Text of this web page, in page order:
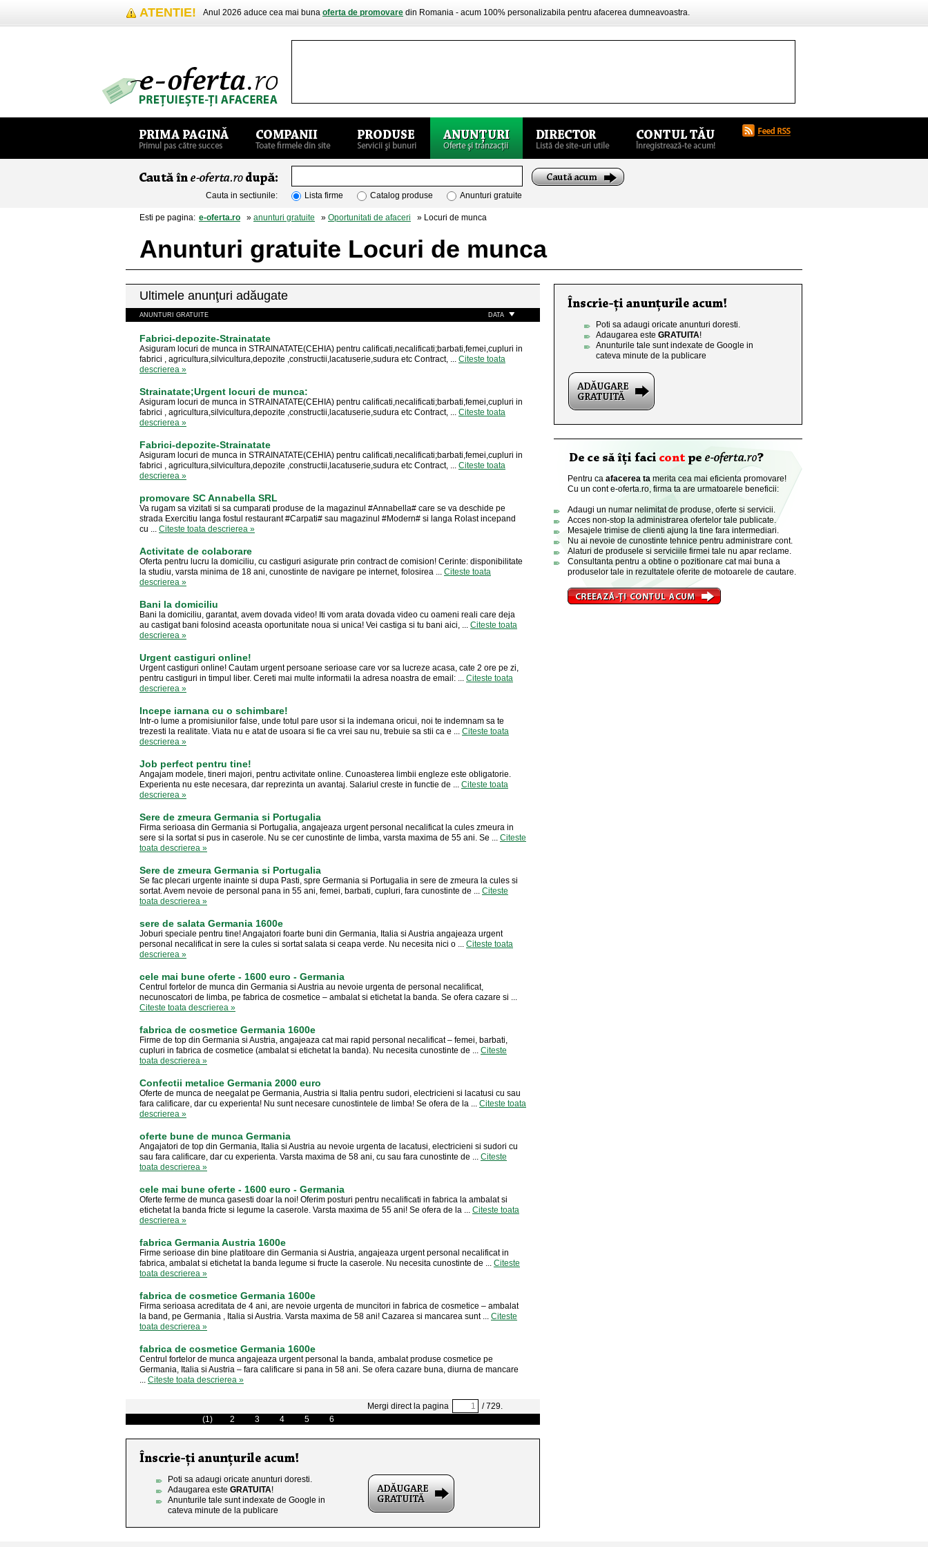
ATENTIE! Anul 2026 aduce cea mai buna oferta de promovare din Romania - acum 100% personalizabila pentru afacerea dumneavoastra.
Cauta in sectiunile: Lista firme Catalog produse Anunturi gratuite
Esti pe pagina: e-oferta.ro » anunturi gratuite » Oportunitati de afaceri » Locuri de munca
Anunturi gratuite Locuri de munca
Ultimele anunţuri adăugate
ANUNTURI GRATUITE DATA
Fabrici-depozite-Strainatate
Asiguram locuri de munca in STRAINATATE(CEHIA) pentru calificati,necalificati;barbati,femei,cupluri in
fabrici , agricultura,silvicultura,depozite ,constructii,lacatuserie,sudura etc Contract, ... Citeste toata
descrierea »
Strainatate;Urgent locuri de munca:
Asiguram locuri de munca in STRAINATATE(CEHIA) pentru calificati,necalificati;barbati,femei,cupluri in
fabrici , agricultura,silvicultura,depozite ,constructii,lacatuserie,sudura etc Contract, ... Citeste toata
descrierea »
Fabrici-depozite-Strainatate
Asiguram locuri de munca in STRAINATATE(CEHIA) pentru calificati,necalificati;barbati,femei,cupluri in
fabrici , agricultura,silvicultura,depozite ,constructii,lacatuserie,sudura etc Contract, ... Citeste toata
descrierea »
promovare SC Annabella SRL
Va rugam sa vizitati si sa cumparati produse de la magazinul #Annabella# care se va deschide pe
strada Exercitiu langa fostul restaurant #Carpati# sau magazinul #Modern# si langa Rolast incepand
cu ... Citeste toata descrierea »
Activitate de colaborare
Oferta pentru lucru la domiciliu, cu castiguri asigurate prin contract de comision! Cerinte: disponibilitate
la studiu, varsta minima de 18 ani, cunostinte de navigare pe internet, folosirea ... Citeste toata
descrierea »
Bani la domiciliu
Bani la domiciliu, garantat, avem dovada video! Iti vom arata dovada video cu oameni reali care deja
au castigat bani folosind aceasta oportunitate noua si unica! Vei castiga si tu bani aici, ... Citeste toata
descrierea »
Urgent castiguri online!
Urgent castiguri online! Cautam urgent persoane serioase care vor sa lucreze acasa, cate 2 ore pe zi,
pentru castiguri in timpul liber. Cereti mai multe informatii la adresa noastra de email: ... Citeste toata
descrierea »
Incepe iarnana cu o schimbare!
Intr-o lume a promisiunilor false, unde totul pare usor si la indemana oricui, noi te indemnam sa te
trezesti la realitate. Viata nu e atat de usoara si fie ca vrei sau nu, trebuie sa stii ca e ... Citeste toata
descrierea »
Job perfect pentru tine!
Angajam modele, tineri majori, pentru activitate online. Cunoasterea limbii engleze este obligatorie.
Experienta nu este necesara, dar reprezinta un avantaj. Salariul creste in functie de ... Citeste toata
descrierea »
Sere de zmeura Germania si Portugalia
Firma serioasa din Germania si Portugalia, angajeaza urgent personal necalificat la cules zmeura in
sere si la sortat si pus in caserole. Nu se cer cunostinte de limba, varsta maxima de 55 ani. Se ... Citeste
toata descrierea »
Sere de zmeura Germania si Portugalia
Se fac plecari urgente inainte si dupa Pasti, spre Germania si Portugalia in sere de zmeura la cules si
sortat. Avem nevoie de personal pana in 55 ani, femei, barbati, cupluri, fara cunostinte de ... Citeste
toata descrierea »
sere de salata Germania 1600e
Joburi speciale pentru tine! Angajatori foarte buni din Germania, Italia si Austria angajeaza urgent
personal necalificat in sere la cules si sortat salata si ceapa verde. Nu necesita nici o ... Citeste toata
descrierea »
cele mai bune oferte - 1600 euro - Germania
Centrul fortelor de munca din Germania si Austria au nevoie urgenta de personal necalificat,
necunoscatori de limba, pe fabrica de cosmetice – ambalat si etichetat la banda. Se ofera cazare si ...
Citeste toata descrierea »
fabrica de cosmetice Germania 1600e
Firme de top din Germania si Austria, angajeaza cat mai rapid personal necalificat – femei, barbati,
cupluri in fabrica de cosmetice (ambalat si etichetat la banda). Nu necesita cunostinte de ... Citeste
toata descrierea »
Confectii metalice Germania 2000 euro
Oferte de munca de neegalat pe Germania, Austria si Italia pentru sudori, electricieni si lacatusi cu sau
fara calificare, dar cu experienta! Nu sunt necesare cunostintele de limba! Se ofera de la ... Citeste toata
descrierea »
oferte bune de munca Germania
Angajatori de top din Germania, Italia si Austria au nevoie urgenta de lacatusi, electricieni si sudori cu
sau fara calificare, dar cu experienta. Varsta maxima de 58 ani, cu sau fara cunostinte de ... Citeste
toata descrierea »
cele mai bune oferte - 1600 euro - Germania
Oferte ferme de munca gasesti doar la noi! Oferim posturi pentru necalificati in fabrica la ambalat si
etichetat la banda fricte si legume la caserole. Varsta maxima de 55 ani! Se ofera de la ... Citeste toata
descrierea »
fabrica Germania Austria 1600e
Firme serioase din bine platitoare din Germania si Austria, angajeaza urgent personal necalificat in
fabrica, ambalat si etichetat la banda legume si fructe la caserole. Nu necesita cunostinte de ... Citeste
toata descrierea »
fabrica de cosmetice Germania 1600e
Firma serioasa acreditata de 4 ani, are nevoie urgenta de muncitori in fabrica de cosmetice – ambalat
la band, pe Germania , Italia si Austria. Varsta maxima de 58 ani! Cazarea si mancarea sunt ... Citeste
toata descrierea »
fabrica de cosmetice Germania 1600e
Centrul fortelor de munca angajeaza urgent personal la banda, ambalat produse cosmetice pe
Germania, Italia si Austria – fara calificare si pana in 58 ani. Se ofera cazare buna, diurna de mancare
... Citeste toata descrierea »
Mergi direct la pagina
/ 729.
(1)
2 3 4 5 6
Poti sa adaugi oricate anunturi doresti.
Adaugarea este GRATUITA!
Anunturile tale sunt indexate de Google in
cateva minute de la publicare
Poti sa adaugi oricate anunturi doresti.
Adaugarea este GRATUITA!
Anunturile tale sunt indexate de Google in
cateva minute de la publicare
Pentru ca afacerea ta merita cea mai eficienta promovare!
Cu un cont e-oferta.ro, firma ta are urmatoarele beneficii:
Adaugi un numar nelimitat de produse, oferte si servicii.
Acces non-stop la administrarea ofertelor tale publicate.
Mesajele trimise de clienti ajung la tine fara intermediari.
Nu ai nevoie de cunostinte tehnice pentru administrare cont.
Alaturi de produsele si serviciile firmei tale nu apar reclame.
Consultanta pentru a obtine o pozitionare cat mai buna a
produselor tale in rezultatele oferite de motoarele de cautare.